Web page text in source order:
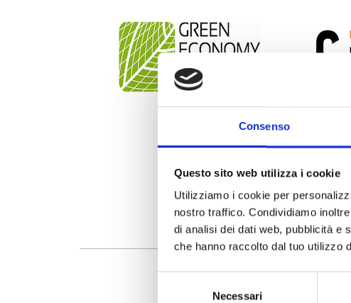
Consenso
Questo sito web utilizza i cookie
Utilizziamo i cookie per
nostro traffico. Condividiamo
di analisi dei dati web, pubblicità e
che hanno raccolto dal tuo utilizzo
Necessari